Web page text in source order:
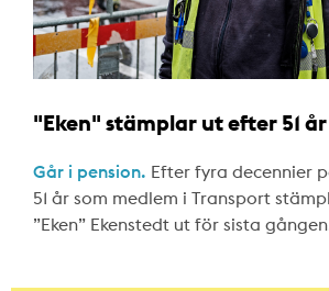
"Eken" stämplar ut efter 51
Går i pension. Efter fyra decennier
51 år som medlem i Transport
”Eken” Ekenstedt ut för sista